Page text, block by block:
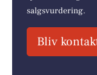
salgsvurdering.
Bliv